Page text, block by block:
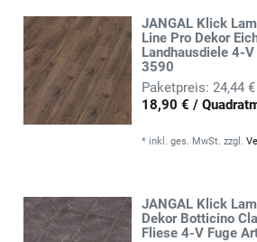
JANGAL Klick
Line Pro Dekor
Landhausdiele 4-
3590
24,44
18,90 € /
* inkl. ges. MwSt. zzgl.
JANGAL Klick
Dekor Botticino
Fliese 4-V Fuge